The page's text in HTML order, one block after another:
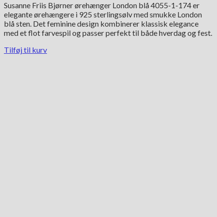
Susanne Friis Bjørner ørehænger London blå 4055-1-174 er
elegante ørehængere i 925 sterlingsølv med smukke London
blå sten. Det feminine design kombinerer klassisk elegance
med et flot farvespil og passer perfekt til både hverdag og fest.
Tilføj til kurv